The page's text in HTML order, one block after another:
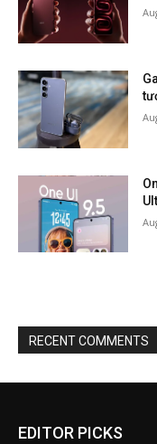
RECENT COMMENTS
EDITOR PICKS